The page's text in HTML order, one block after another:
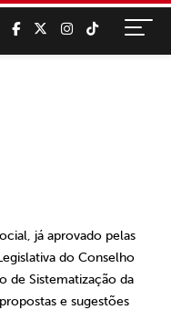
já aprovado pelas
do Conselho
de Sistematização da
e sugestões